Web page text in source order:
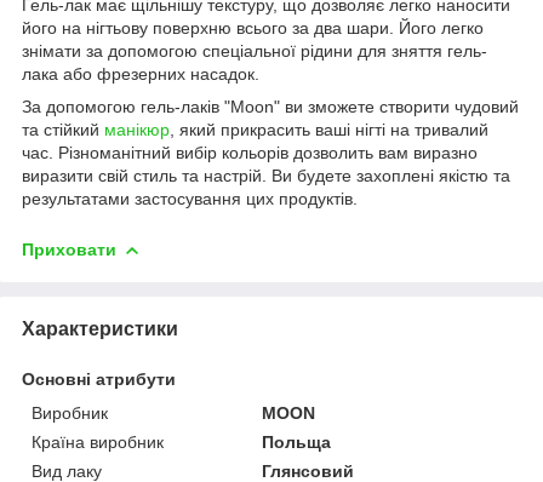
Гель-лак має щільнішу текстуру, що дозволяє легко наносити
його на нігтьову поверхню всього за два шари. Його легко
знімати за допомогою спеціальної рідини для зняття гель-
лака або фрезерних насадок.
За допомогою гель-лаків "Moon" ви зможете створити чудовий
та стійкий манікюр , який прикрасить ваші нігті на тривалий
час. Різноманітний вибір кольорів дозволить вам виразно
виразити свій стиль та настрій. Ви будете захоплені якістю та
результатами застосування цих продуктів.
Приховати
Характеристики
Основні атрибути
Виробник
MOON
Країна виробник
Польща
Вид лаку
Глянсовий